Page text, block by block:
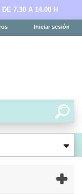
7.30 A 14.00 H
Iniciar sesión